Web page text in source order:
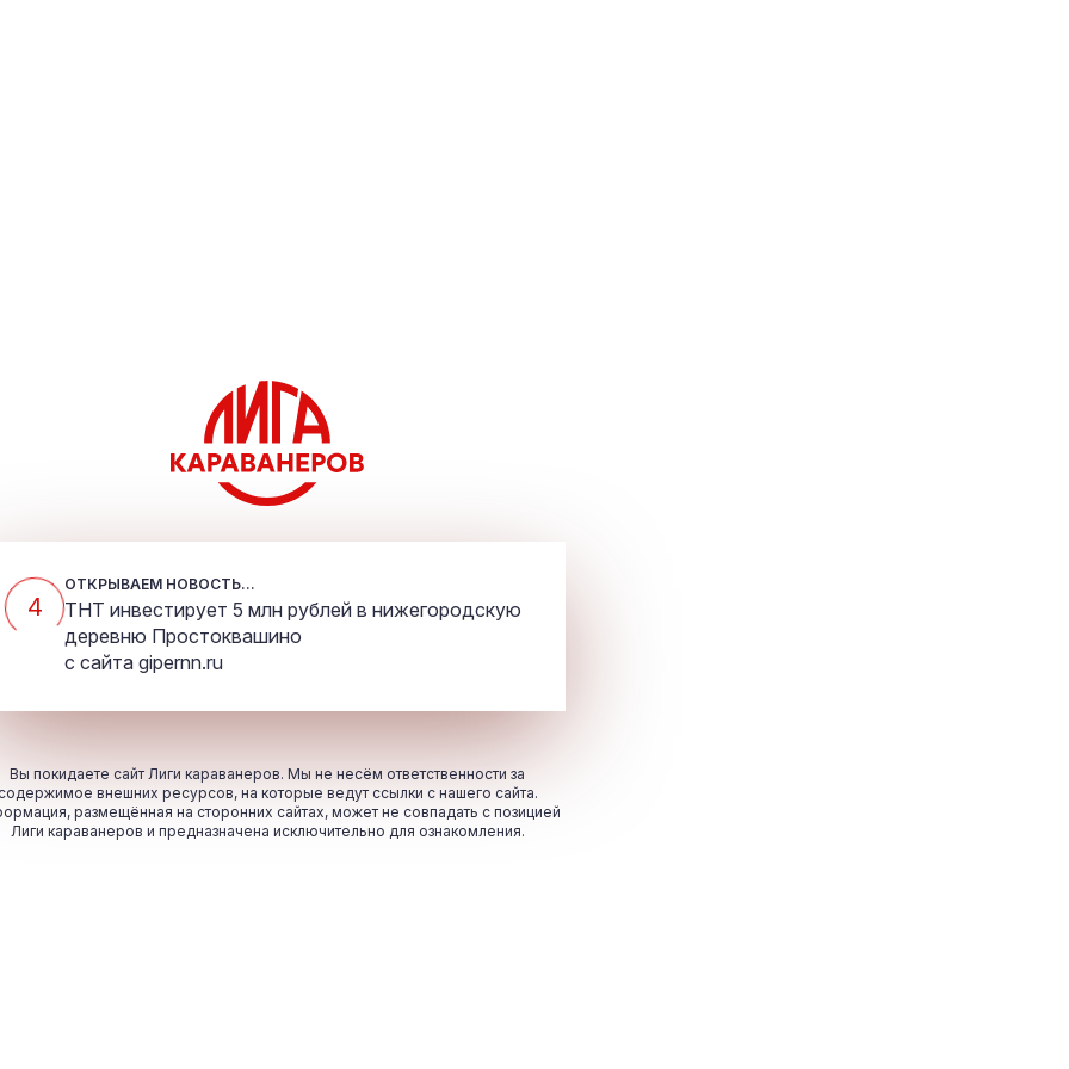
4
ОТКРЫВАЕМ НОВОСТЬ...
ТНТ инвестирует 5 млн рублей в нижегородскую
деревню Простоквашино
с сайта gipernn.ru
Вы покидаете сайт Лиги караванеров. Мы не несём ответственности за
внешних ресурсов, на которые ведут ссылки с нашего сайта.
размещённая на сторонних сайтах, может не совпадать с позицией
Лиги караванеров и предназначена исключительно для ознакомления.